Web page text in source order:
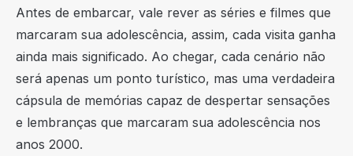
Antes de embarcar, vale rever as séries e filmes que
marcaram sua adolescência, assim, cada visita ganha
ainda mais significado. Ao chegar, cada cenário não
será apenas um ponto turístico, mas uma verdadeira
cápsula de memórias capaz de despertar sensações
e lembranças que marcaram sua adolescência nos
anos 2000.